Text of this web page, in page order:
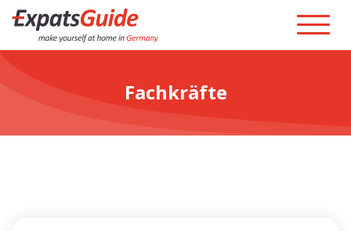
Fachkräfte